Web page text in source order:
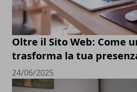
Oltre il Sito Web: Come
trasforma la tua
24/06/2025